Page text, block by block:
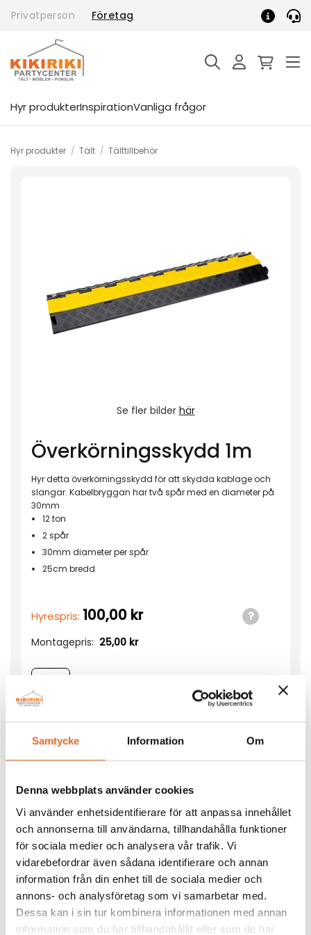
Samtycke Information Om
Denna webbplats använder cookies
Vi använder enhetsidentifierare för att anpassa innehållet
och annonserna till användarna, tillhandahålla funktioner
för sociala medier och analysera vår trafik. Vi
vidarebefordrar även sådana identifierare och annan
information från din enhet till de sociala medier och
annons- och analysföretag som vi samarbetar med.
Dessa kan i sin tur kombinera informationen med annan
information som du har tillhandahållit eller som de har
Privatperson Företag
Hyr produkterInspirationVanliga frågor
Hyr produkter / Tält / Tälttillbehör
Se fler bilder här
Överkörningsskydd 1m
Hyr detta överkörningsskydd för att skydda kablage och
slangar. Kabelbryggan har två spår med en diameter på
30mm
12 ton
2 spår
30mm diameter per spår
25cm bredd
Hyrespris: 100,00 kr
Montagepris: 25,00 kr
Överkörningsskydd 1m mängd
Lägg till i förfrågan
Monteringsanvisning
c8b0e7e2-d5e5-49a1-8a15-956f207a31d8
Andra köpte även till